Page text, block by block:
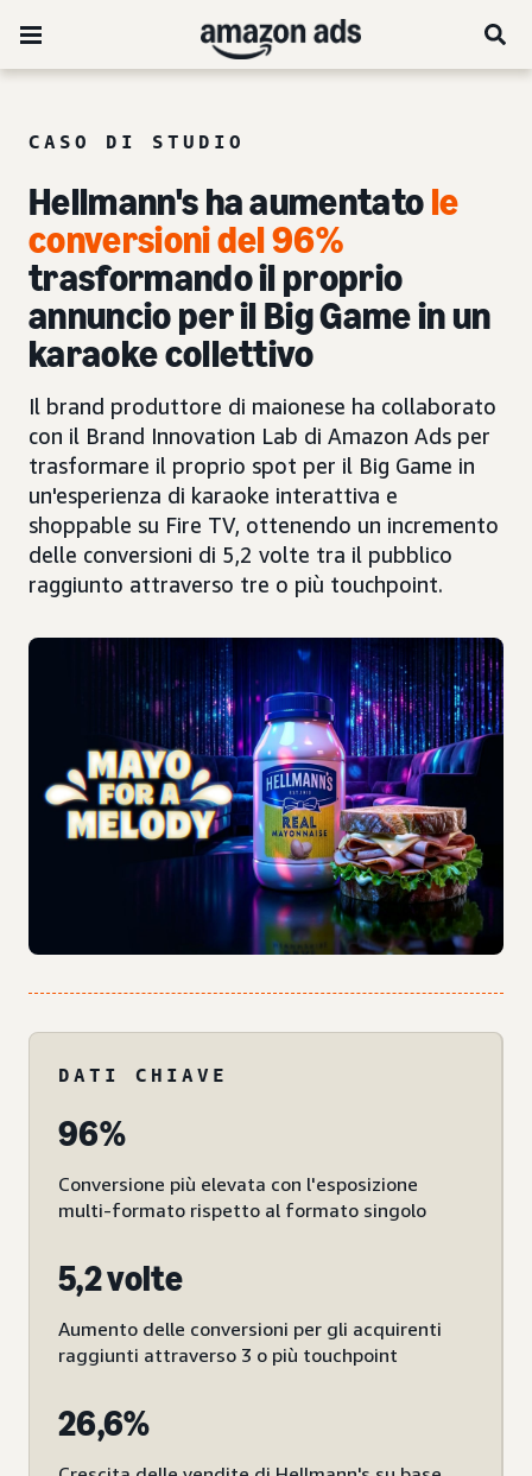
CASO DI STUDIO
Hellmann's ha aumentatole
conversioni del 96%
trasformando il proprio
annuncio per il Big Game in un
karaoke collettivo
Il brand produttore di maionese ha collaborato
con il Brand Innovation Lab di Amazon Ads per
trasformare il proprio spot per il Big Game in
un'esperienza di karaoke interattiva e
shoppable su Fire TV, ottenendo un incremento
delle conversioni di 5,2 volte tra il pubblico
raggiunto attraverso tre o più touchpoint.
DATI CHIAVE
96%
Conversione più elevata con l'esposizione
multi-formato rispetto al formato singolo
5,2 volte
Aumento delle conversioni per gli acquirenti
raggiunti attraverso 3 o più touchpoint
26,6%